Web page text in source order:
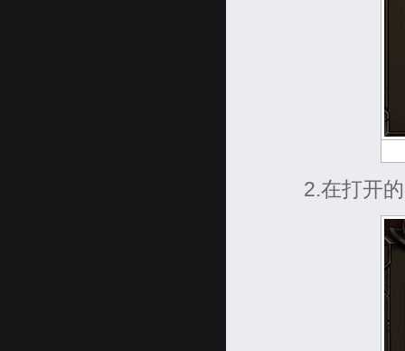
2.在打开的